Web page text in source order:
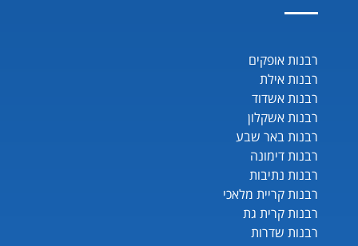
רבנות אופקים
רבנות אילת
רבנות אשדוד
רבנות אשקלון
רבנות באר שבע
רבנות דימונה
רבנות נתיבות
רבנות קריית מלאכי
רבנות קרית גת
רבנות שדרות